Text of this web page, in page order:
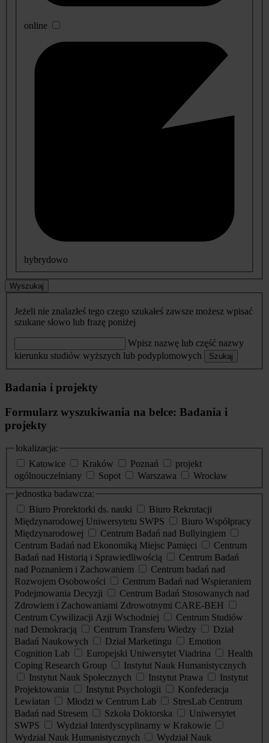
online
hybrydowo
Wyszukaj
Jeżeli nie znalazłeś tego czego szukałeś zawsze możesz wpisać
szukane słowo lub frazę poniżej
Wpisz nazwę lub część nazwy
kierunku studiów wyższych lub podyplomowych
Szukaj
Badania i projekty
Formularz wyszukiwania na belce: Badania i
projekty
lokalizacja:
Katowice
Kraków Poznań
projekt
ogólnouczelniany
Sopot Warszawa
Wrocław
jednostka badawcza:
Biuro Prorektorki ds. nauki
Biuro Rekrutacji
Międzynarodowej Uniwersytetu SWPS
Biuro Współpracy
Międzynarodowej
Centrum Badań nad Bullyingiem
Centrum Badań nad Ekonomiką Miejsc Pamięci
Centrum
Badań nad Historią i Sprawiedliwością
Centrum Badań
nad Poznaniem i Zachowaniem
Centrum badań nad
Rozwojem Osobowości
Centrum Badań nad Wspieraniem
Podejmowania Decyzji
Centrum Badań Stosowanych nad
Zdrowiem i Zachowaniami Zdrowotnymi CARE-BEH
Centrum Cywilizacji Azji Wschodniej
Centrum Studiów
nad Demokracją
Centrum Transferu Wiedzy
Dział
Badań Naukowych
Dział Marketingu
Emotion
Cognition Lab
Europejski Uniwersytet Viadrina
Health
Coping Research Group
Instytut Nauk Humanistycznych
Instytut Nauk Społecznych
Instytut Prawa
Instytut
Projektowania
Instytut Psychologii
Konfederacja
Lewiatan
Młodzi w Centrum Lab
StresLab Centrum
Badań nad Stresem
Szkoła Doktorska
Uniwersytet
SWPS
Wydział Interdyscyplinarny w Krakowie
Wydział Nauk Humanistycznych
Wydział Nauk